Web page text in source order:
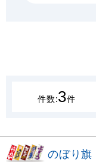
件数:3件
のぼり旗